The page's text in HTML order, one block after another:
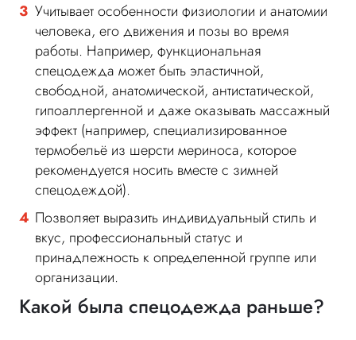
Учитывает особенности физиологии и анатомии
человека, его движения и позы во время
работы. Например, функциональная
спецодежда может быть эластичной,
свободной, анатомической, антистатической,
гипоаллергенной и даже оказывать массажный
эффект (например, специализированное
термобельё из шерсти мериноса, которое
рекомендуется носить вместе с зимней
спецодеждой).
Позволяет выразить индивидуальный стиль и
вкус, профессиональный статус и
принадлежность к определенной группе или
организации.
Какой была спецодежда раньше?